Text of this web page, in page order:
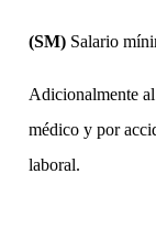
(SM) Salario
Adicionalmente
médico y por
laboral.